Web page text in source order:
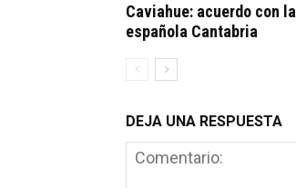
Caviahue: acuerdo con la
española Cantabria
DEJA UNA RESPUESTA